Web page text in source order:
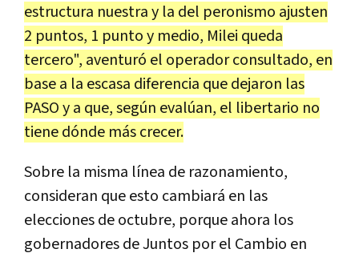
estructura nuestra y la del peronismo ajusten
2 puntos, 1 punto y medio, Milei queda
tercero", aventuró el operador consultado, en
base a la escasa diferencia que dejaron las
PASO y a que, según evalúan, el libertario no
tiene dónde más crecer.
Sobre la misma línea de razonamiento,
consideran que esto cambiará en las
elecciones de octubre, porque ahora los
gobernadores de Juntos por el Cambio en